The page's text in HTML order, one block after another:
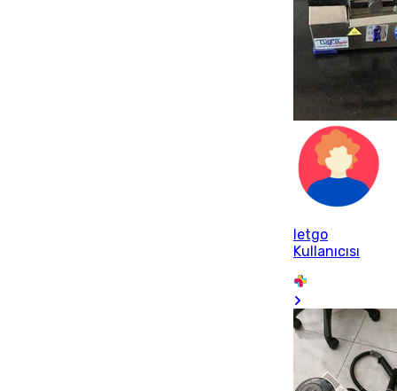
letgo
Kullanıcısı